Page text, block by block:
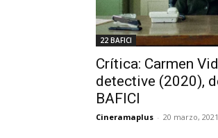
22 BAFICI
Crítica: Carmen
detective (2020),
BAFICI
Cineramaplus - 20 marzo, 2021